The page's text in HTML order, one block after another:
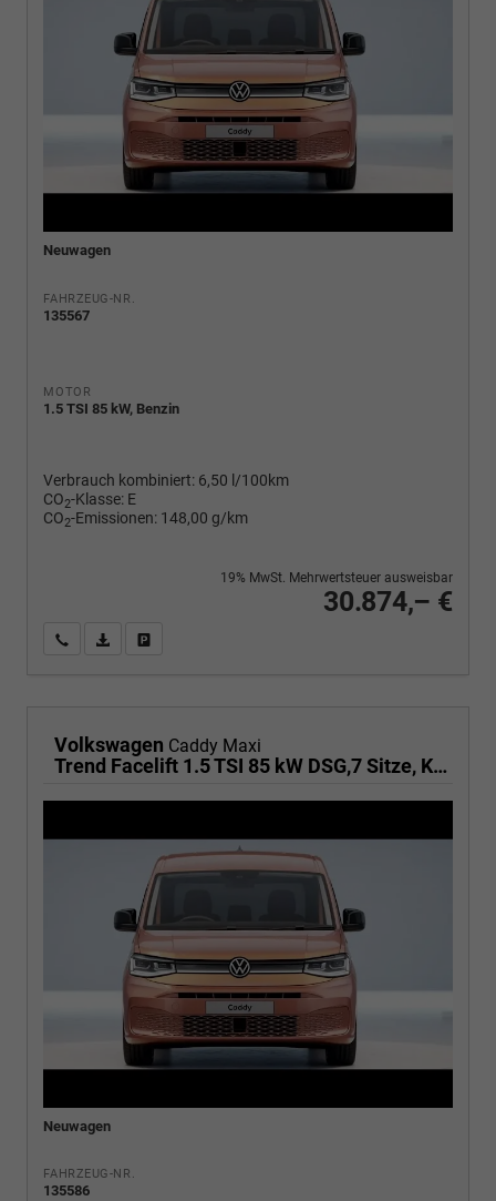
Neuwagen
FAHRZEUG-NR.
135567
MOTOR
1.5 TSI 85 kW, Benzin
Verbrauch kombiniert: 6,50 l/100km
CO2-Klasse: E
CO2-Emissionen: 148,00 g/km
30.874,– €
19% MwSt. Mehrwertsteuer ausweisbar
Wir rufen Sie anPDF-Fahrzeugexposé drucken
Volkswagen Caddy Maxi
Trend Facelift 1.5 TSI 85 kW DSG,7 Sitze, Klimautomatik, Zuziehhilfe für Schiebetüren u. Heckklppe, App Connevt, Digital Cockpit PRO, PDC v+h, Full Assistenzsysteme, Radio, Navigationsvorbereitung
Neuwagen
FAHRZEUG-NR.
135586